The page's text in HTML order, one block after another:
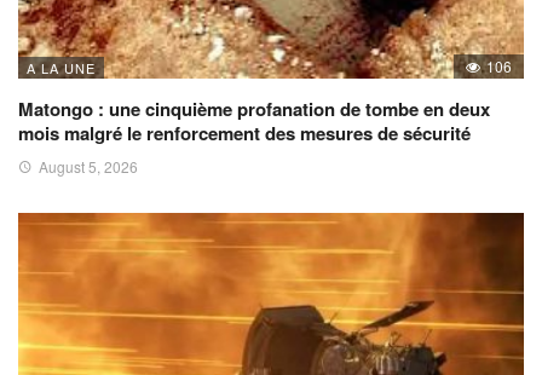
A LA UNE 106
Matongo : une cinquième profanation de tombe en deux
mois malgré le renforcement des mesures de sécurité
August 5, 2026